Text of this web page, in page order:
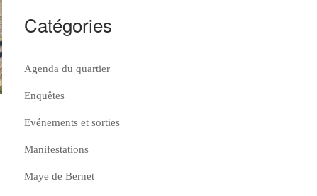
Catégories
Agenda du quartier
Enquêtes
Evénements et sorties
Manifestations
Maye de Bernet